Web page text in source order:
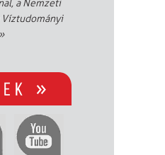
a Nemzeti
»